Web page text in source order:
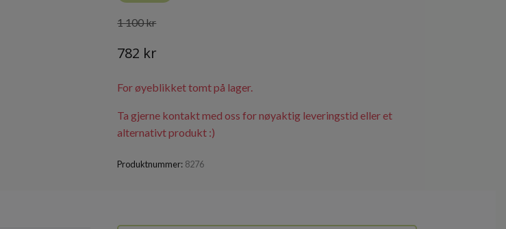
1 100 kr
782 kr
For øyeblikket tomt på lager.
Ta gjerne kontakt med oss for nøyaktig leveringstid eller et
alternativt produkt :)
Produktnummer: 8276